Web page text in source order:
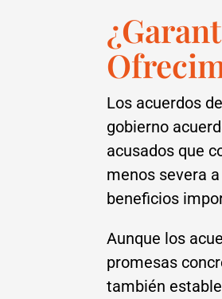
Los acuerdos
gobierno
acusados que
menos severa
beneficios
Aunque los
promesas
también